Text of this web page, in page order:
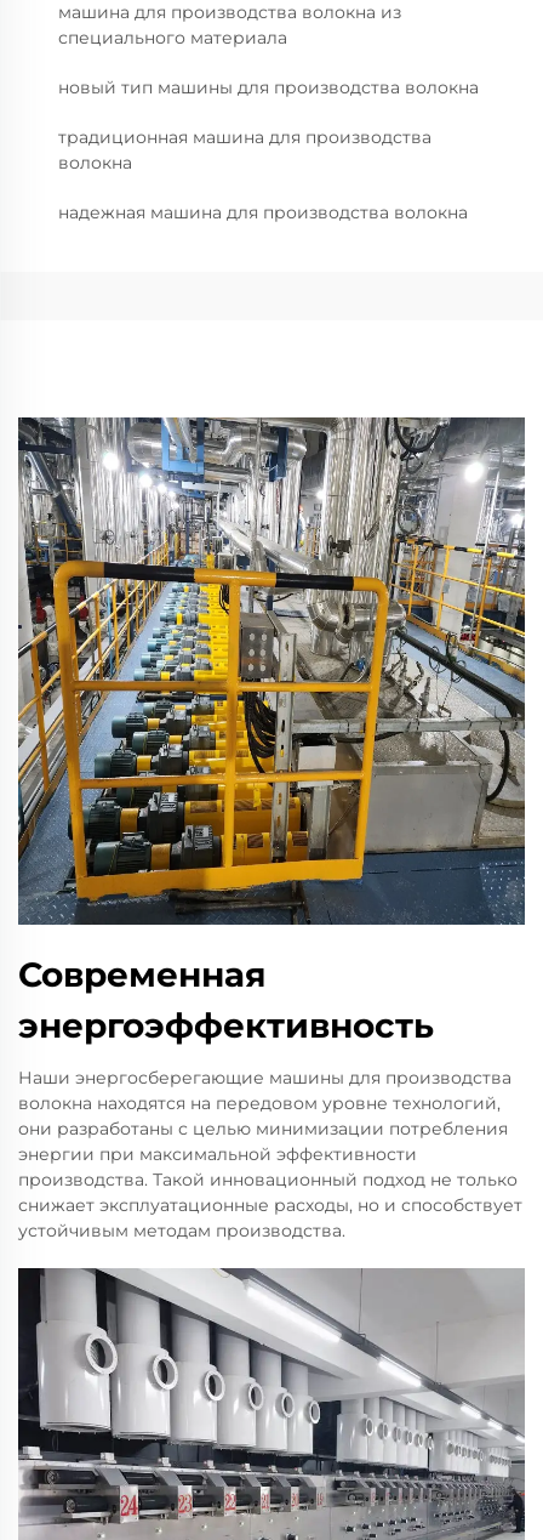
машина для производства волокна из
специального материала
новый тип машины для производства волокна
традиционная машина для производства
волокна
надежная машина для производства волокна
Современная
энергоэффективность
Наши энергосберегающие машины для производства
волокна находятся на передовом уровне технологий,
они разработаны с целью минимизации потребления
энергии при максимальной эффективности
производства. Такой инновационный подход не только
снижает эксплуатационные расходы, но и способствует
устойчивым методам производства.